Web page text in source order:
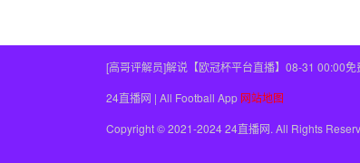
[高哥评解员]解说【欧冠杯平台直播】08-31 00:00
24直播网 | All Football App 网站地图
Copyright © 2021-2024 24直播网. All Rights